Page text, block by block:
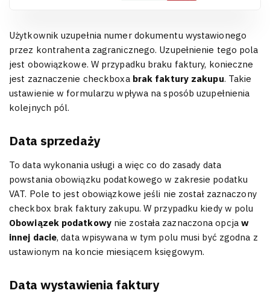
Użytkownik uzupełnia numer dokumentu wystawionego
przez kontrahenta zagranicznego. Uzupełnienie tego pola
jest obowiązkowe. W przypadku braku faktury, konieczne
jest zaznaczenie checkboxa brak faktury zakupu. Takie
ustawienie w formularzu wpływa na sposób uzupełnienia
kolejnych pól.
Data sprzedaży
To data wykonania usługi a więc co do zasady data
powstania obowiązku podatkowego w zakresie podatku
VAT. Pole to jest obowiązkowe jeśli nie został zaznaczony
checkbox brak faktury zakupu. W przypadku kiedy w polu
Obowiązek podatkowynie została zaznaczona opcja w
innej dacie, data wpisywana w tym polu musi być zgodna z
ustawionym na koncie miesiącem księgowym.
Data wystawienia faktury